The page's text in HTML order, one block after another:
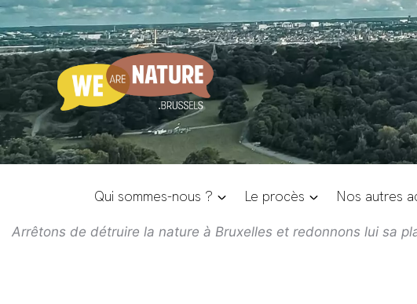
Qui sommes-nous ? Le procès Nos autres
Arrêtons de détruire la nature à Bruxelles et redonnons lui sa